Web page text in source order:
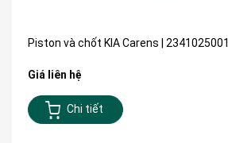
Piston và chốt KIA Carens | 2341025001
Giá liên hệ
Chi tiết